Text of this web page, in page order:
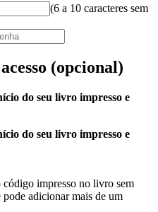
(6 a 10 caracteres sem
(opcional)
do seu livro impresso e
do seu livro impresso e
código impresso no livro sem
pode adicionar mais de um